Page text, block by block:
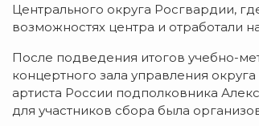
Центрального округа Росгвардии,
возможностях центра и отработали
После подведения итогов учебно-
концертного зала управления
артиста России подполковника
для участников сбора была